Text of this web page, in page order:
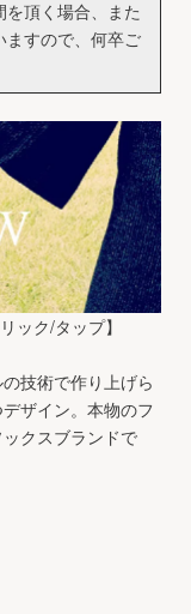
頂く場合、また
ますので、何卒ご
ック/タップ】
技術で作り上げら
ザイン。本物のフ
クスブランドで